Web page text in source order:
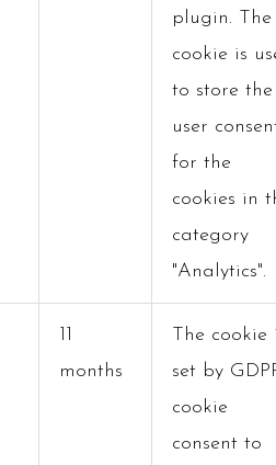
plugin. The
cookie is
to store the
user
for the
cookies in
category
"Analytics".
11
months
The cookie
set by
cookie
consent to